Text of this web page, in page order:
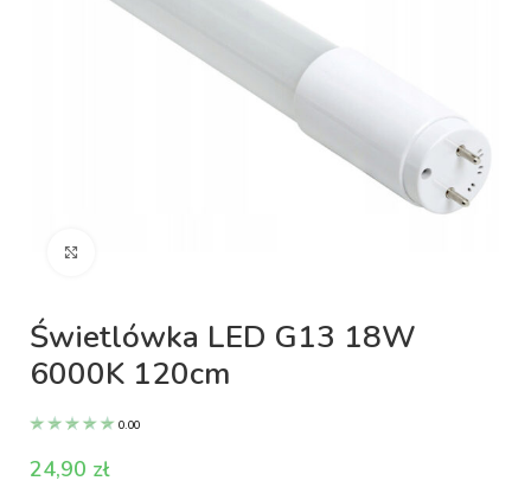
Świetlówka LED G13 18W
6000K 120cm
0.00
zł